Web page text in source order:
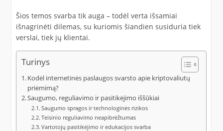
Šios temos svarba tik auga – todėl verta išsamiai
išnagrinėti dilemas, su kuriomis šiandien susiduria tiek
verslai, tiek jų klientai.
Turinys
Kodėl internetinės paslaugos svarsto apie kriptovaliutų
priėmimą?
Saugumo, reguliavimo ir pasitikėjimo iššūkiai
Saugumo spragos ir technologinės rizikos
Teisinio reguliavimo neapibrėžtumas
Vartotojų pasitikėjimo ir edukacijos svarba